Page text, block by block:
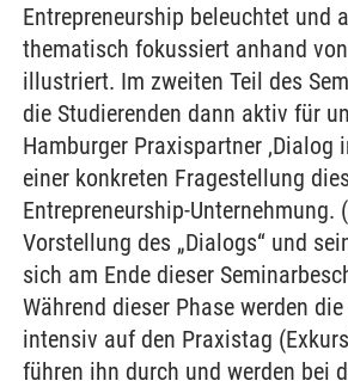
Entrepreneurship beleuchtet und
thematisch fokussiert anhand
illustriert. Im zweiten Teil des
die Studierenden dann aktiv für
Hamburger Praxispartner ‚Dialog
einer konkreten Fragestellung
Entrepreneurship-Unternehmung.
Vorstellung des „Dialogs“ und
sich am Ende dieser
Während dieser Phase werden
intensiv auf den Praxistag
führen ihn durch und werden bei